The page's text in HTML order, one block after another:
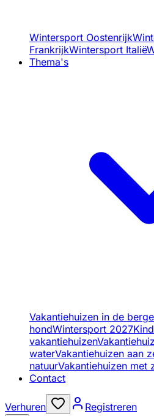
Wintersport Oostenrijk
FrankrijkWintersport Italië
Thema's
Vakantiehuizen in de
hondWintersport 2027
vakantiehuizen
waterVakantiehuizen aan
natuurVakantiehuizen met
Contact
Verhuren Registreren